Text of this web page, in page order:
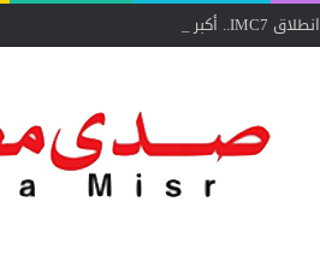
انطلاق IMC7.. أكبر تجمع عربي لمنهجية مونتيسوري